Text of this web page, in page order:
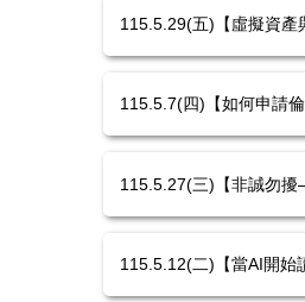
115.5.29(五)【虛擬資產
115.5.7(四)【如何申請
115.5.27(三)【非誠勿擾
115.5.12(二)【當AI開始